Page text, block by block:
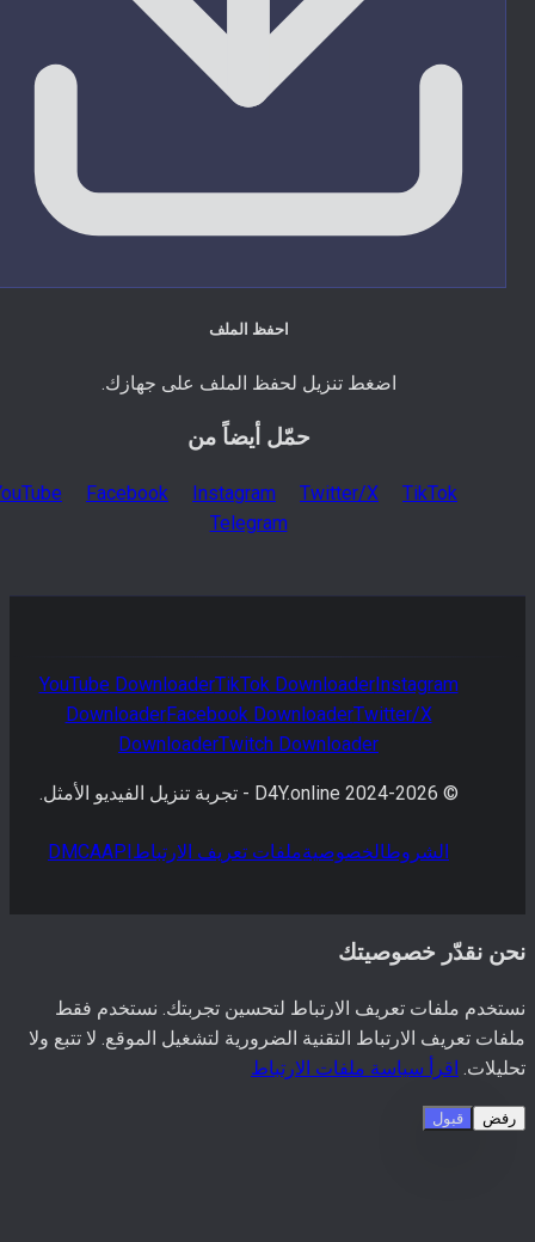
احفظ الملف
اضغط تنزيل لحفظ الملف على جهازك.
حمّل أيضاً من
YouTube Facebook Instagram Twitter/X
TikTok
Telegram
YouTubeDownloaderTikTokDownloaderInstagram
DownloaderFacebookDownloaderTwitter/X
DownloaderTwitchDownloader
2026
D4Y.online - تجربة تنزيل الفيديو الأمثل.
الشروط الخصوصيةملفات تعريف الارتباط DMCAAPI
نقدّر خصوصيتك
ملفات تعريف الارتباط لتحسين تجربتك. نستخدم فقط
تعريف الارتباط التقنية الضرورية لتشغيل الموقع. لا تتبع ولا
اقرأ سياسة ملفات الارتباط
قبول